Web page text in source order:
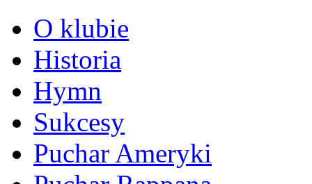
O klubie
Historia
Hymn
Sukcesy
Puchar Ameryki